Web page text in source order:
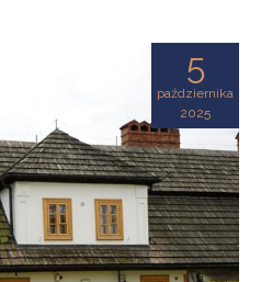
5
października
2025